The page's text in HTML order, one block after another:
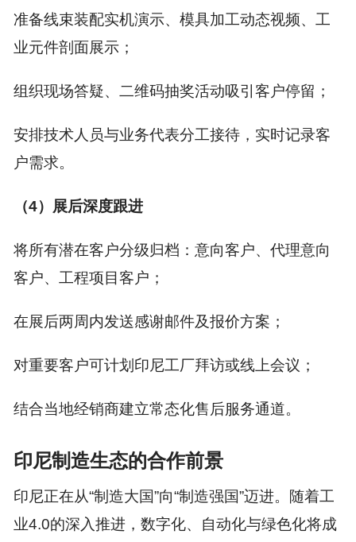
准备线束装配实机演示、模具加工动态视频、工
业元件剖面展示；
组织现场答疑、二维码抽奖活动吸引客户停留；
安排技术人员与业务代表分工接待，实时记录客
户需求。
（4）展后深度跟进
将所有潜在客户分级归档：意向客户、代理意向
客户、工程项目客户；
在展后两周内发送感谢邮件及报价方案；
对重要客户可计划印尼工厂拜访或线上会议；
结合当地经销商建立常态化售后服务通道。
印尼制造生态的合作前景
印尼正在从“制造大国”向“制造强国”迈进。随着工
业4.0的深入推进，数字化、自动化与绿色化将成